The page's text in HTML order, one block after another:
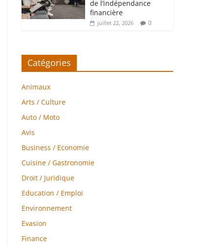
de l’indépendance
financière
juillet 22, 2026 0
Catégories
Animaux
Arts / Culture
Auto / Moto
Avis
Business / Economie
Cuisine / Gastronomie
Droit / Juridique
Education / Emploi
Environnement
Evasion
Finance